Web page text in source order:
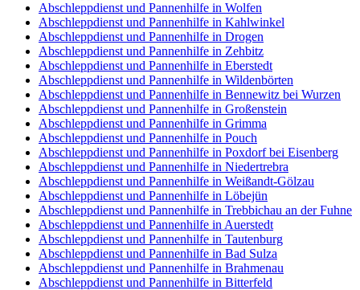
Abschleppdienst und Pannenhilfe in Wolfen
Abschleppdienst und Pannenhilfe in Kahlwinkel
Abschleppdienst und Pannenhilfe in Drogen
Abschleppdienst und Pannenhilfe in Zehbitz
Abschleppdienst und Pannenhilfe in Eberstedt
Abschleppdienst und Pannenhilfe in Wildenbörten
Abschleppdienst und Pannenhilfe in Bennewitz bei Wurzen
Abschleppdienst und Pannenhilfe in Großenstein
Abschleppdienst und Pannenhilfe in Grimma
Abschleppdienst und Pannenhilfe in Pouch
Abschleppdienst und Pannenhilfe in Poxdorf bei Eisenberg
Abschleppdienst und Pannenhilfe in Niedertrebra
Abschleppdienst und Pannenhilfe in Weißandt-Gölzau
Abschleppdienst und Pannenhilfe in Löbejün
Abschleppdienst und Pannenhilfe in Trebbichau an der Fuhne
Abschleppdienst und Pannenhilfe in Auerstedt
Abschleppdienst und Pannenhilfe in Tautenburg
Abschleppdienst und Pannenhilfe in Bad Sulza
Abschleppdienst und Pannenhilfe in Brahmenau
Abschleppdienst und Pannenhilfe in Bitterfeld